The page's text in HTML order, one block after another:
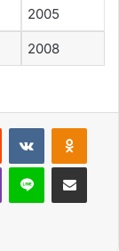
2005
2008
Reddit VKontakte
Viber Line E-Posta ile